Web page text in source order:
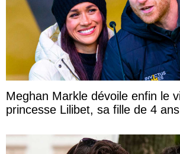
Meghan Markle dévoile enfin le
princesse Lilibet, sa fille de 4